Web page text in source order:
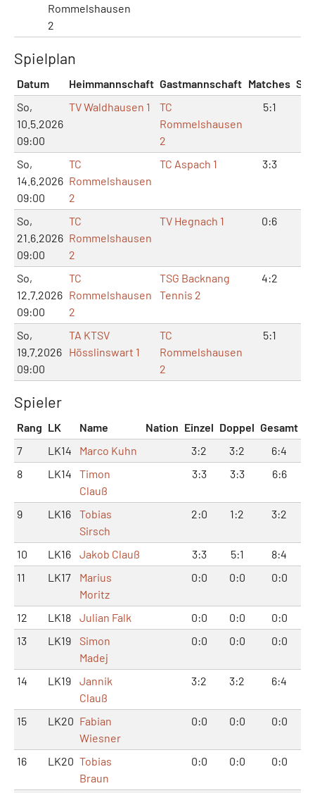
Rommelshausen
2
Spielplan
Datum Heimmannschaft Gastmannschaft Matches
So,
10.5.2026
09:00
TV Waldhausen 1
TC
Rommelshausen
2
5:1
So,
14.6.2026
09:00
TC
Rommelshausen
2
TC Aspach 1 3:3
So,
21.6.2026
09:00
TC
Rommelshausen
2
TV Hegnach 1 0:6
So,
12.7.2026
09:00
TC
Rommelshausen
2
TSG Backnang
Tennis 2
4:2
So,
19.7.2026
09:00
TA KTSV
Hösslinswart 1
TC
Rommelshausen
2
5:1
Spieler
Rang LK Name Nation Einzel Doppel Gesamt
7
LK14 Marco Kuhn 3:2 3:2
6:4
8
LK14
Timon
Clauß
3:3 3:3 6:6
9 LK16
Tobias
Sirsch
2:0 1:2 3:2
10 LK16 Jakob Clauß 3:3 5:1
8:4
11
LK17
Marius
Moritz
0:0 0:0 0:0
12 LK18 Julian Falk 0:0 0:0
0:0
13
LK19
Simon
Madej
0:0 0:0 0:0
14 LK19
Jannik
Clauß
3:2 3:2 6:4
15 LK20 Fabian
Wiesner
0:0 0:0 0:0
16 LK20 Tobias
Braun
0:0 0:0 0:0